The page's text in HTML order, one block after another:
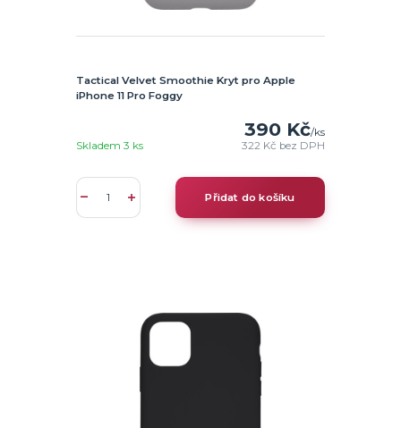
Tactical Velvet Smoothie Kryt pro Apple
iPhone 11 Pro Foggy
390 Kč/ks
322 Kč bez DPH
Skladem 3 ks
Přidat do košíku